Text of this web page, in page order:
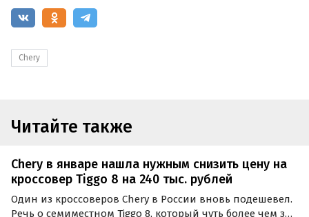
Chery
Читайте также
Chery в январе нашла нужным снизить цену на
кроссовер Tiggo 8 на 240 тыс. рублей
Один из кроссоверов Chery в России вновь подешевел.
Речь о семиместном Tiggo 8, который чуть более чем за